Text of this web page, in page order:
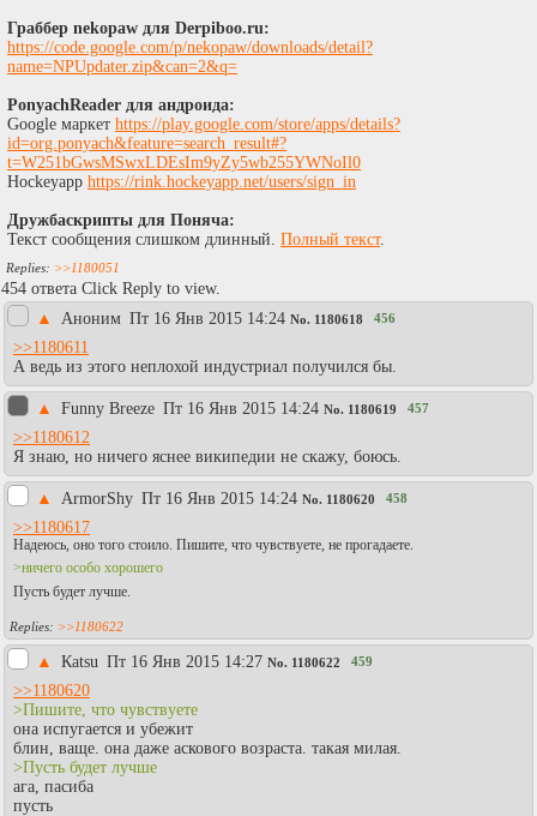
Граббер nekopaw для Derpiboo.ru:
https://code.google.com/p/nekopaw/downloads/detail?
name=NPUpdater.zip&can=2&q=
PonyachReader для андроида:
Google маркет https://play.google.com/store/apps/details?
id=org.ponyach&feature=search_result#?
t=W251bGwsMSwxLDEsIm9yZy5wb255YWNoIl0
Hockeyapp https://rink.hockeyapp.net/users/sign_in
Дружбаскрипты для Поняча:
Текст сообщения слишком длинный. Полный текст.
>>1180051
454 ответа Click Reply to view.
▲
Аноним Пт 16 Янв 2015 14:24 No. 1180618 456
>>1180611
А ведь из этого неплохой индустриал получился бы.
▲ Funny Breeze Пт 16 Янв 2015 14:24 No. 1180619 457
>>1180612
Я знаю, но ничего яснее википедии не скажу, боюсь.
▲ АrmorShy Пт 16 Янв 2015 14:24 No. 1180620 458
>>1180617
Надеюсь, оно того стоило. Пишите, что чувствуете, не прогадаете.
>ничего особо хорошего
Пусть будет лучше.
>>1180622
▲ Каtsu Пт 16 Янв 2015 14:27 No. 1180622 459
>>1180620
>Пишите, что чувствуете
она испугается и убежит
блин, ваще. она даже аскового возраста. такая милая.
>Пусть будет лучше
ага, пасиба
пусть